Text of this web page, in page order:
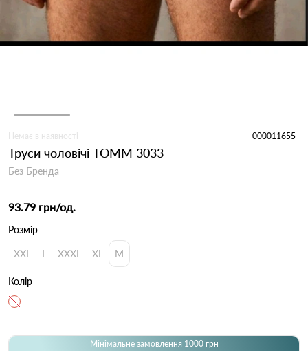
Немає в наявності 000011655_
Труси чоловічі TOMM 3033
Без Бренда
93.79 грн/од.
Розмір
XXL L XXXL XL M
Колір
Мінімальне замовлення 1000 грн